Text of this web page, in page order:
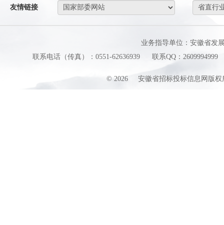
友情链接
业务指导单位：安徽省发
联系电话（传真）：0551-62636939
联系QQ：2609994999
© 2026 安徽省招标投标信息网版